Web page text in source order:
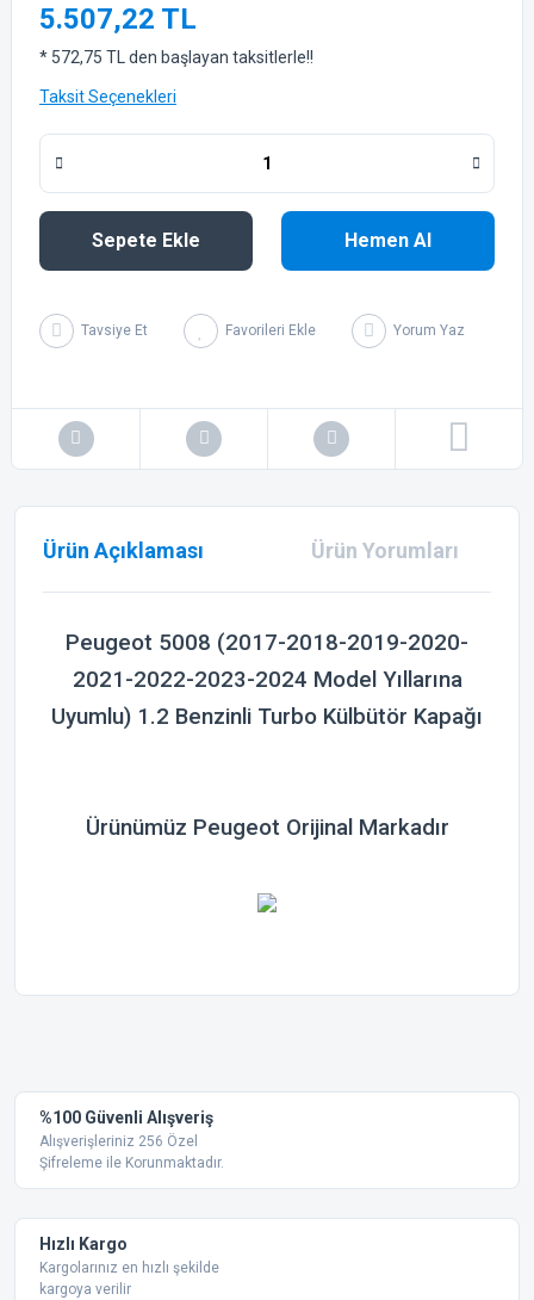
5.507,22 TL
* 572,75 TL den başlayan taksitlerle!!
Taksit Seçenekleri
Sepete Ekle Hemen Al
Tavsiye Et Yorum Yaz
Ürün Açıklaması Ürün Yorumları
Peugeot 5008 (2017-2018-2019-2020-
2021-2022-2023-2024 Model Yıllarına
Uyumlu) 1.2 Benzinli Turbo Külbütör Kapağı
Ürünümüz Peugeot Orijinal Markadır
Ürün resmi kalitesiz, bozuk veya görüntülenemiyor.
Ürün açıklamasında eksik bilgiler bulunuyor.
Bu ürüne benzer farklı alternatifler olmalı.
%100 Güvenli Alışveriş
Alışverişleriniz 256 Özel
Şifreleme ile Korunmaktadır.
Hızlı Kargo
Kargolarınız en hızlı şekilde
kargoya verilir